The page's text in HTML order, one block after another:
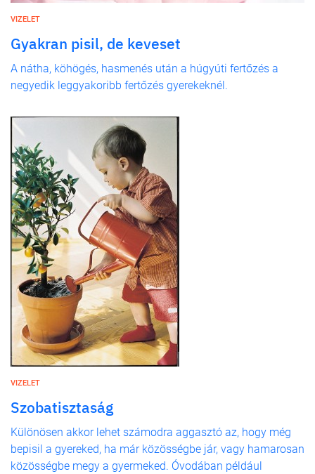
VIZELET
Gyakran pisil, de keveset
A nátha, köhögés, hasmenés után a húgyúti fertőzés a
negyedik leggyakoribb fertőzés gyerekeknél.
VIZELET
Szobatisztaság
Különösen akkor lehet számodra aggasztó az, hogy még
bepisil a gyereked, ha már közösségbe jár, vagy hamarosan
közösségbe megy a gyermeked. Óvodában például